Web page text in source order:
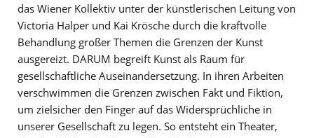
das Wiener Kollektiv unter der künstlerischen Leitung von
Victoria Halper und Kai Krösche durch die kraftvolle
Behandlung großer Themen die Grenzen der Kunst
ausgereizt. DARUM begreift Kunst als Raum für
gesellschaftliche Auseinandersetzung. In ihren Arbeiten
verschwimmen die Grenzen zwischen Fakt und Fiktion,
um zielsicher den Finger auf das Widersprüchliche in
unserer Gesellschaft zu legen. So entsteht ein Theater,